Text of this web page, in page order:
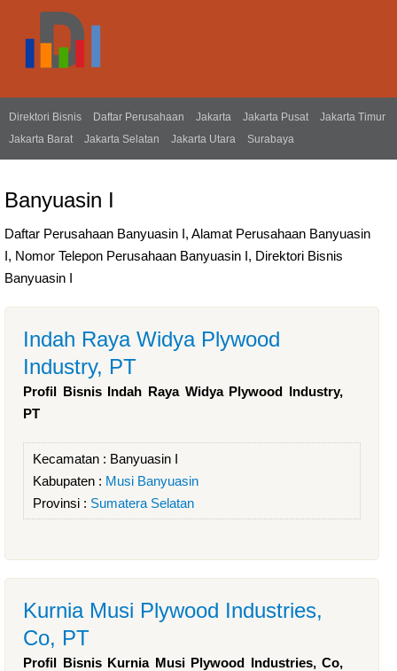
Direktori Bisnis Daftar Perusahaan Jakarta Jakarta Pusat
Jakarta Timur
Jakarta Barat
Jakarta Selatan Jakarta Utara Surabaya
Banyuasin I
Daftar Perusahaan Banyuasin I, Alamat Perusahaan Banyuasin
I, Nomor Telepon Perusahaan Banyuasin I, Direktori Bisnis
Banyuasin I
Indah Raya Widya Plywood
Industry, PT
Profil Bisnis Indah Raya Widya Plywood Industry,
PT
Kecamatan : Banyuasin I
Kabupaten : Musi Banyuasin
Provinsi : Sumatera Selatan
Kurnia Musi Plywood Industries,
Co, PT
Profil Bisnis Kurnia Musi Plywood Industries, Co,